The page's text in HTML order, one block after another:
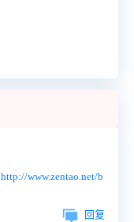
http://www.zentao.net/b
回复